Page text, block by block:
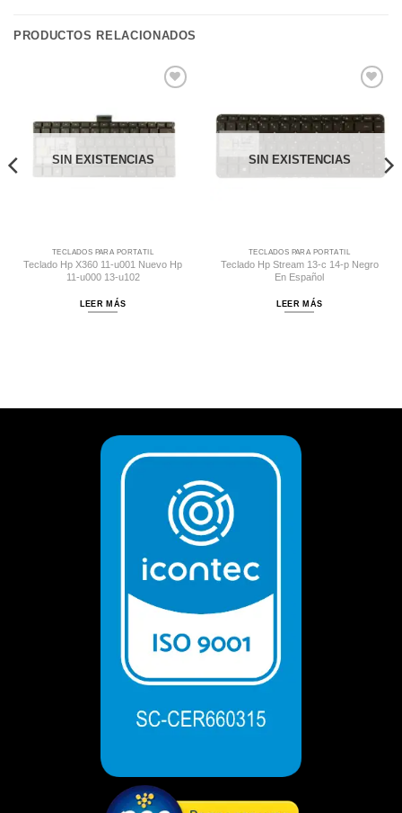
PRODUCTOS RELACIONADOS
SIN EXISTENCIAS
TECLADOS PARA PORTÁTIL
Teclado Hp X360 11-u001 Nuevo Hp
11-u000 13-u102
LEER MÁS
SIN EXISTENCIAS
TECLADOS PARA PORTÁTIL
Teclado Hp Stream 13-c 14-p Negro
En Español
LEER MÁS